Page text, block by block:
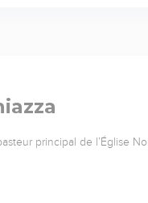
principal de l’Église